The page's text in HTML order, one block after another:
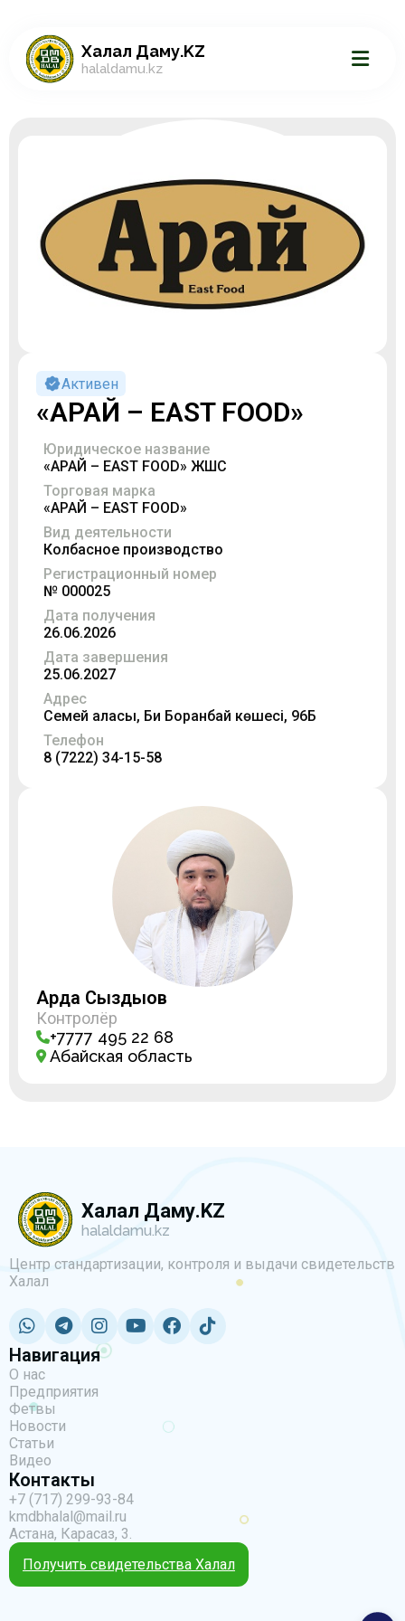
Халал Даму.KZ
halaldamu.kz
Активен
«АРАЙ – EAST FOOD»
Юридическое название
«АРАЙ – EAST FOOD» ЖШС
Торговая марка
«АРАЙ – EAST FOOD»
Вид деятельности
Колбасное производство
Регистрационный номер
№ 000025
Дата получения
26.06.2026
Дата завершения
25.06.2027
Адрес
Семей қаласы, Би Боранбай көшесі, 96Б
Телефон
8 (7222) 34-15-58
Ардақ Сыздықов
Контролёр
+7777 495 22 68
Абайская область
Халал Даму.KZ
halaldamu.kz
Центр стандартизации, контроля и выдачи свидетельств
Халал
Навигация
О нас
Предприятия
Фетвы
Новости
Статьи
Видео
Контакты
+7 (717) 299-93-84
kmdbhalal@mail.ru
Астана, Карасаз, 3.
Получить свидетельства Халал